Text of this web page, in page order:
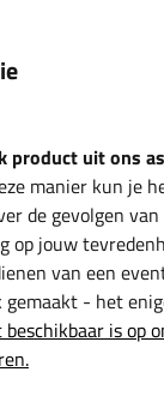
product uit ons
manier kun je
de gevolgen
op jouw
van een
gemaakt - het
is op